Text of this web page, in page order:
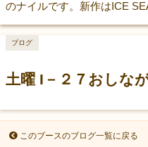
のナイルです。新作はICE
土曜 I－２７おしな
ブログ
このブースのブログ一覧に戻る